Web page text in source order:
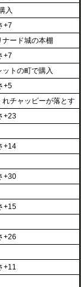
入
+7
ード城の本棚
+7
トの町で購入
+5
チャッピーが落とす
+23
+14
+30
+15
+26
+11